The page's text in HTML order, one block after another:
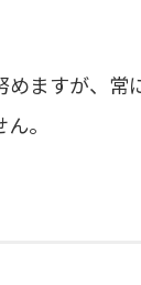
ますが、常
。